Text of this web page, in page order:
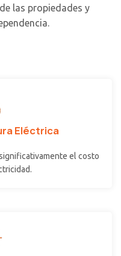
las propiedades y
Eléctrica
el costo